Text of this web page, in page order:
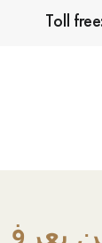
Toll